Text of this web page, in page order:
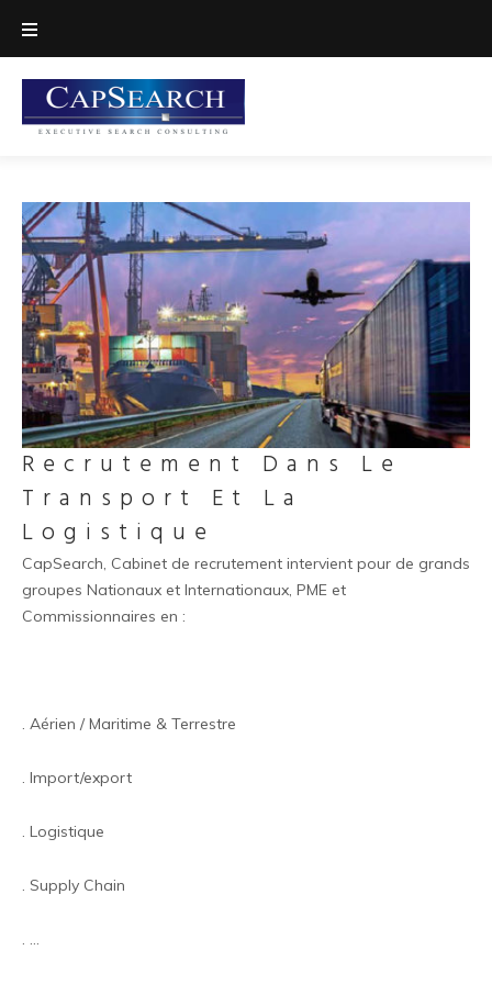
Recrutement Dans Le
Transport Et La
Logistique
CapSearch, Cabinet de recrutement intervient pour de grands
groupes Nationaux et Internationaux, PME et
Commissionnaires en :
. Aérien / Maritime & Terrestre
. Import/export
. Logistique
. Supply Chain
. …